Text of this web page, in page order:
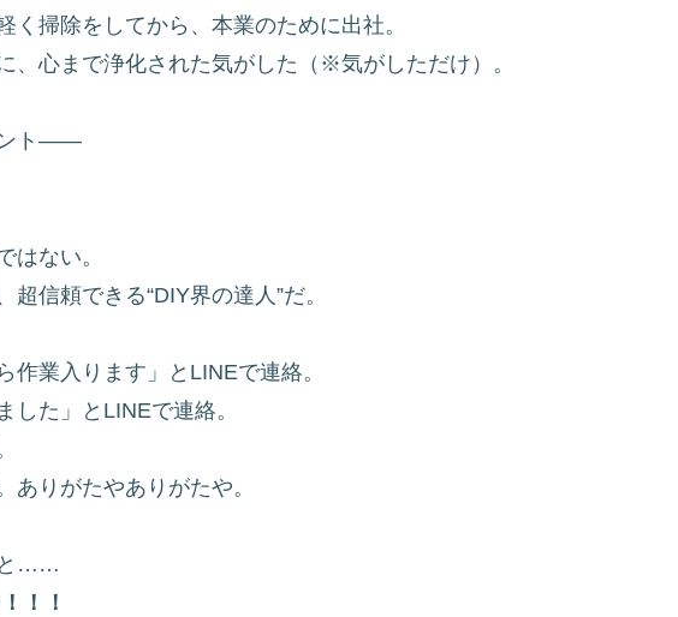
く掃除をしてから、本業のために出社。
、心まで浄化された気がした（※気がしただけ）。
ント——
はない。
信頼できる“DIY界の達人”だ。
作業入ります」とLINEで連絡。
した」とLINEで連絡。
ありがたやありがたや。
と……
！！